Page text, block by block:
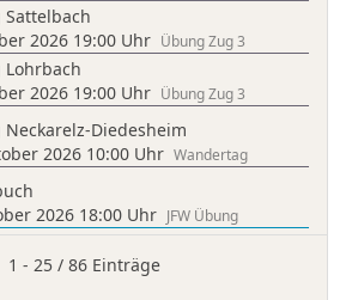
2026 19:00 Uhr Übung Zug 3
2026 19:00 Uhr Übung Zug 3
Diedesheim
2026 10:00 Uhr Wandertag
2026 18:00 Uhr JFW Übung
Limite der Paginierungsliste
1 - 25 / 86 Einträge